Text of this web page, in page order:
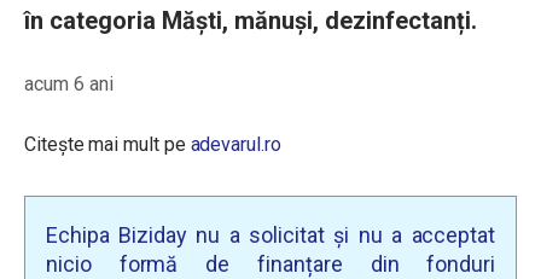
în categoria Măști, mănuși, dezinfectanți.
acum 6 ani
Citește mai mult pe adevarul.ro
Echipa Biziday nu a solicitat și nu a acceptat
nicio formă de finanțare din fonduri